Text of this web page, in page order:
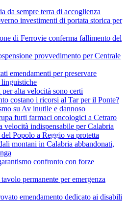
da sempre terra di accoglienza
investimenti di portata storica per
di Ferrovie conferma fallimento del
provvedimento per Centrale
emendamenti per preservare
alta velocità sono certi
costano i ricorsi al Tar per il Ponte?
su Av inutile e dannoso
furti farmaci oncologici a Cetraro
indispensabile per Calabria
Popolo a Reggio va protetta
montani in Calabria abbandonati,
confronto con forze
permanente per emergenza
emendamento dedicato ai disabili